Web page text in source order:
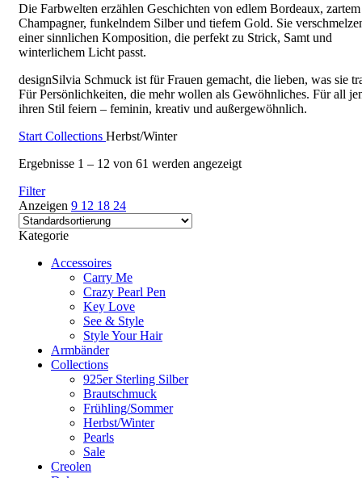
Die Farbwelten erzählen Geschichten von edlem Bordeaux, zartem
Champagner, funkelndem Silber und tiefem Gold. Sie
einer sinnlichen Komposition, die perfekt zu Strick, Samt und
winterlichem Licht passt.
designSilvia Schmuck ist für Frauen gemacht, die lieben, was sie
Für Persönlichkeiten, die mehr wollen als Gewöhnliches. Für all
ihren Stil feiern – feminin, kreativ und außergewöhnlich.
Start Collections Herbst/Winter
Ergebnisse 1 – 12 von 61 werden angezeigt
Filter
Anzeigen 9 12 18 24
Kategorie
Accessoires
Carry Me
Crazy Pearl Pen
Key Love
See & Style
Style Your Hair
Armbänder
Collections
925er Sterling Silber
Brautschmuck
Frühling/Sommer
Herbst/Winter
Pearls
Sale
Creolen